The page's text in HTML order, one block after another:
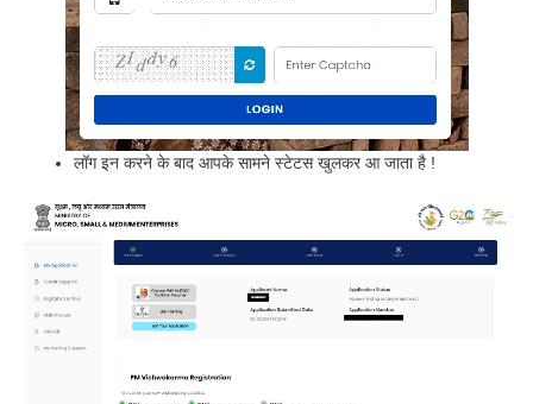
लॉग इन करने के बाद आपके सामने स्टेटस खुलकर आ जाता है !